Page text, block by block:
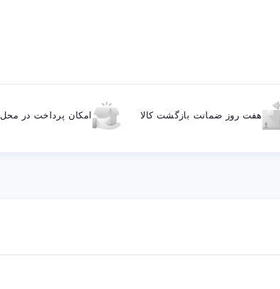
هفت روز ضمانت بازگشت کالا امکان پرداخت در محل